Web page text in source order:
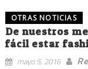
OTRAS NOTICIAS
De nuestros
fácil estar
mayo 5, 2016